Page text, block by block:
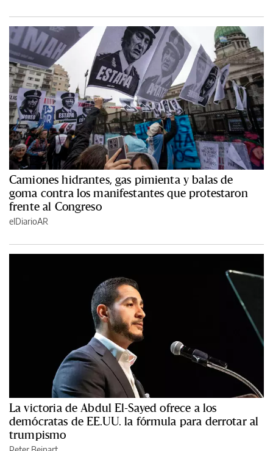
Camiones hidrantes, gas pimienta y balas de
goma contra los manifestantes que protestaron
frente al Congreso
elDiarioAR
La victoria de Abdul El-Sayed ofrece a los
demócratas de EE.UU. la fórmula para derrotar al
trumpismo